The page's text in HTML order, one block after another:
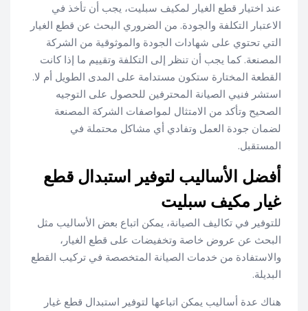
عند اختيار قطع الغيار لمكيف سبليت، يجب أن تأخذ في
الاعتبار التكلفة والجودة. من الضروري البحث عن قطع الغيار
التي تحتوي على شهادات الجودة والموثوقية من الشركة
المصنعة. كما يجب أن تنظر إلى التكلفة وتقييم ما إذا كانت
القطعة المختارة ستكون مستدامة على المدى الطويل أم لا.
استشر فنيي الصيانة المحترفين للحصول على التوجيه
الصحيح وتأكد من الامتثال لمواصفات الشركة المصنعة
لضمان جودة العمل وتفادي أي مشاكل محتملة في
المستقبل.
أفضل الأساليب لتوفير استبدال قطع
غيار مكيف سبليت
للتوفير في تكاليف الصيانة، يمكن اتباع بعض الأساليب مثل
البحث عن عروض خاصة وتخفيضات على قطع الغيار،
والاستفادة من خدمات الصيانة المتخصصة في تركيب القطع
البديلة.
هناك عدة أساليب يمكن اتباعها لتوفير استبدال قطع غيار